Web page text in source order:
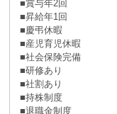
■賞与年2回
■昇給年1回
■慶弔休暇
■産児育児休暇
■社会保険完備
■研修あり
■社割あり
■持株制度
■退職金制度